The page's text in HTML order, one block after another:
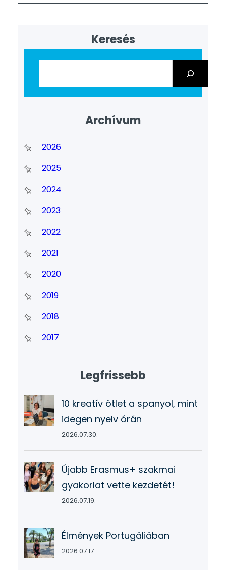
Keresés
Archívum
2026
2025
2024
2023
2022
2021
2020
2019
2018
2017
Legfrissebb
10 kreatív ötlet a spanyol, mint
idegen nyelv órán
2026.07.30.
Újabb Erasmus+ szakmai
gyakorlat vette kezdetét!
2026.07.19.
Élmények Portugáliában
2026.07.17.